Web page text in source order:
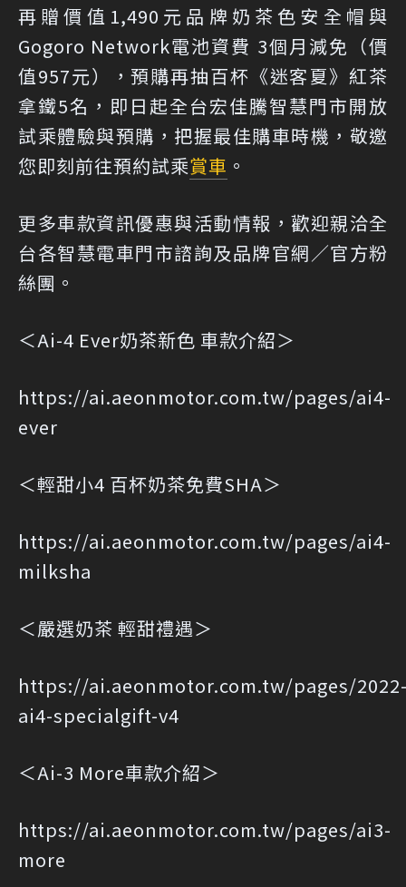
再贈價值1,490元品牌奶茶色安全帽與
Gogoro Network電池資費 3個月減免（價
值957元），預購再抽百杯《迷客夏》紅茶
拿鐵5名，即日起全台宏佳騰智慧門市開放
試乘體驗與預購，把握最佳購車時機，敬邀
您即刻前往預約試乘賞車 。
更多車款資訊優惠與活動情報，歡迎親洽全
台各智慧電車門市諮詢及品牌官網／官方粉
絲團。
＜Ai-4 Ever奶茶新色 車款介紹＞
https://ai.aeonmotor.com.tw/pages/ai4-
ever
＜輕甜小4 百杯奶茶免費SHA＞
https://ai.aeonmotor.com.tw/pages/ai4-
milksha
＜嚴選奶茶 輕甜禮遇＞
https://ai.aeonmotor.com.tw/pages/
ai4-specialgift-v4
＜Ai-3 More車款介紹＞
https://ai.aeonmotor.com.tw/pages/ai3-
more